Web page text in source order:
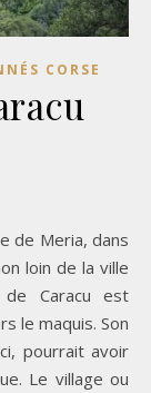
CORSE
loin de la ville
de Caracu est
le maquis. Son
pourrait avoir
Le village ou